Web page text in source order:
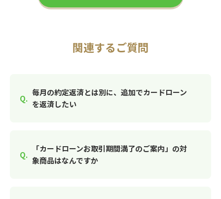
関連するご質問
毎月の約定返済とは別に、追加でカードローン
を返済したい
「カードローンお取引期間満了のご案内」の対
象商品はなんですか